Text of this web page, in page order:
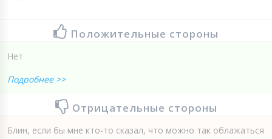
Положительные стороны
Нет
Подробнее >>
Отрицательные стороны
Блин, если бы мне кто-то сказал, что можно так облажаться